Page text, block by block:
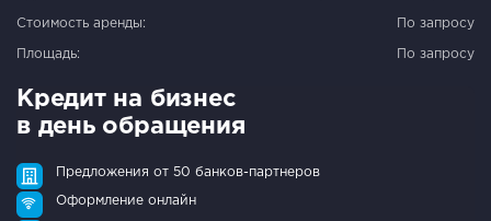
Стоимость аренды: По запросу
Площадь: По запросу
Кредит на бизнес
в день обращения
Предложения от 50 банков-партнеров
Оформление онлайн